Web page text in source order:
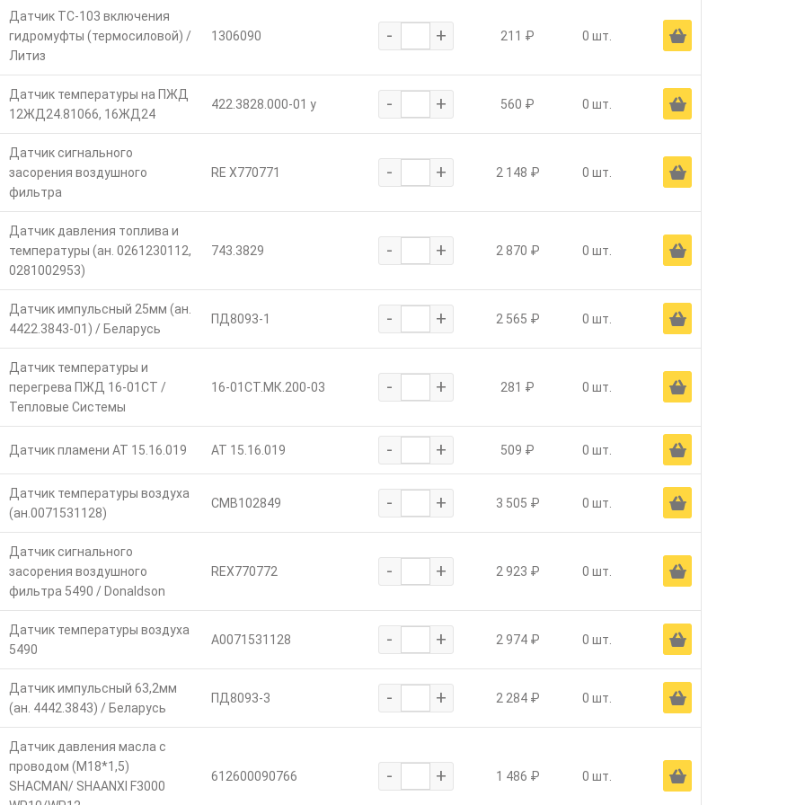
Датчик ТС-103 включения
гидромуфты (термосиловой) /
Литиз
1306090 - + 211 ₽ 0 шт. Ä
Датчик температуры на ПЖД
12ЖД24.81066, 16ЖД24
422.3828.000-01 у - + 560 ₽ 0 шт. Ä
Датчик сигнального
засорения воздушного
фильтра
RE X770771 - + 2 148 ₽ 0 шт. Ä
Датчик давления топлива и
температуры (ан. 0261230112,
0281002953)
743.3829 - + 2 870 ₽ 0 шт. Ä
Датчик импульсный 25мм (ан.
4422.3843-01) / Беларусь
ПД8093-1 - + 2 565 ₽ 0 шт. Ä
Датчик температуры и
перегрева ПЖД 16-01СТ /
Тепловые Системы
16-01СТ.МК.200-03 - + 281 ₽ 0 шт. Ä
Датчик пламени АТ 15.16.019 АТ 15.16.019 - + 509 ₽ 0 шт. Ä
Датчик температуры воздуха
(ан.0071531128)
CMB102849 - + 3 505 ₽ 0 шт. Ä
Датчик сигнального
засорения воздушного
фильтра 5490 / Donaldson
REX770772 - + 2 923 ₽ 0 шт. Ä
Датчик температуры воздуха
5490
A0071531128 - + 2 974 ₽ 0 шт. Ä
Датчик импульсный 63,2мм
(ан. 4442.3843) / Беларусь
ПД8093-3 - + 2 284 ₽ 0 шт. Ä
Датчик давления масла с
проводом (М18*1,5)
SHACMAN/ SHAANXI F3000
612600090766 - + 1 486 ₽ 0 шт. Ä